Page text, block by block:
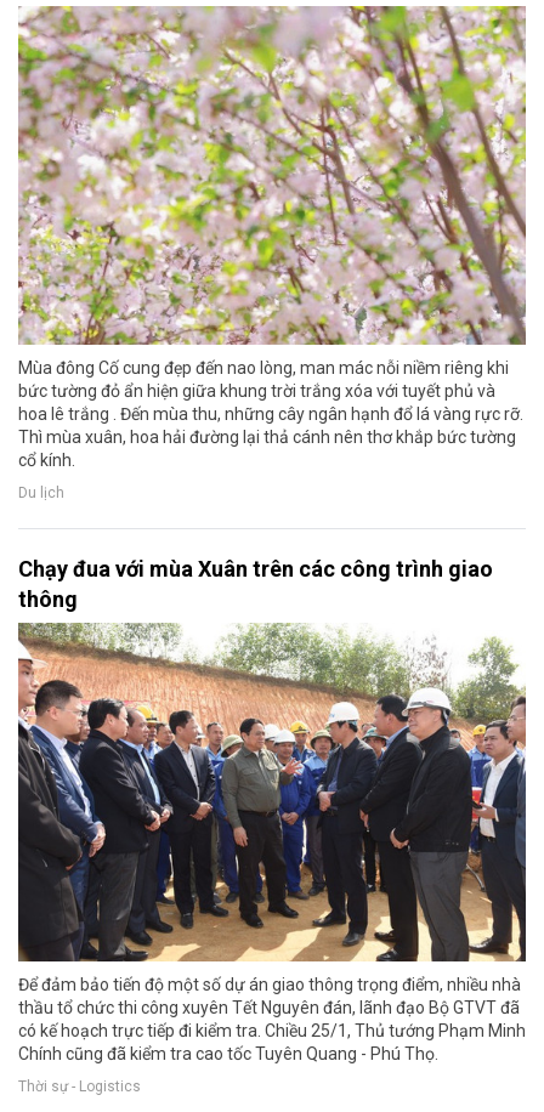
Mùa đông Cố cung đẹp đến nao lòng, man mác nỗi niềm riêng khi
bức tường đỏ ẩn hiện giữa khung trời trắng xóa với tuyết phủ và
hoa lê trắng . Đến mùa thu, những cây ngân hạnh đổ lá vàng rực rỡ.
Thì mùa xuân, hoa hải đường lại thả cánh nên thơ khắp bức tường
cổ kính.
Du lịch
Chạy đua với mùa Xuân trên các công trình giao
thông
Để đảm bảo tiến độ một số dự án giao thông trọng điểm, nhiều nhà
thầu tổ chức thi công xuyên Tết Nguyên đán, lãnh đạo Bộ GTVT đã
có kế hoạch trực tiếp đi kiểm tra. Chiều 25/1, Thủ tướng Phạm Minh
Chính cũng đã kiểm tra cao tốc Tuyên Quang - Phú Thọ.
Thời sự - Logistics